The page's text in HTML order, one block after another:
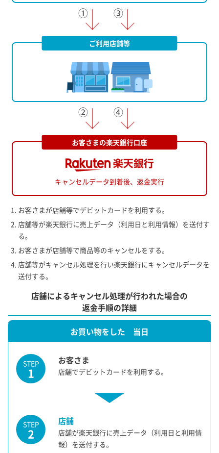
ご利用店舗等
お客さまの楽天銀行口座
キャンセルデータ到着後、 返金実行
お客さまが店舗等でデビットカードを利用する。
店舗等が楽天銀行に売上データ（利用日と利用情報）を送付す
る。
お客さまが店舗等で商品等のキャンセルをする。
店舗等がキャンセル処理を行い楽天銀行にキャンセルデータを
送付する。
店舗によるキャンセル処理が行われた場合の
返金手順の詳細
お買い物をした 当日
STEP
1
お客さま
店舗でデビットカードを利用する。
STEP
2
店舗
店舗が楽天銀行に売上データ（利用日と利用情
報）を送付する。